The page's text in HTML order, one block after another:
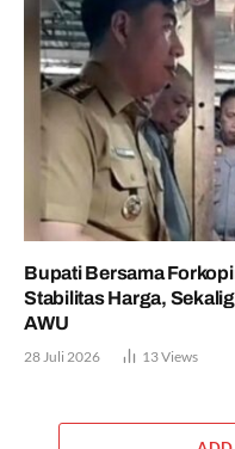
Bupati Bersama
Stabilitas Harga,
AWU
28 Juli 2026 13Views